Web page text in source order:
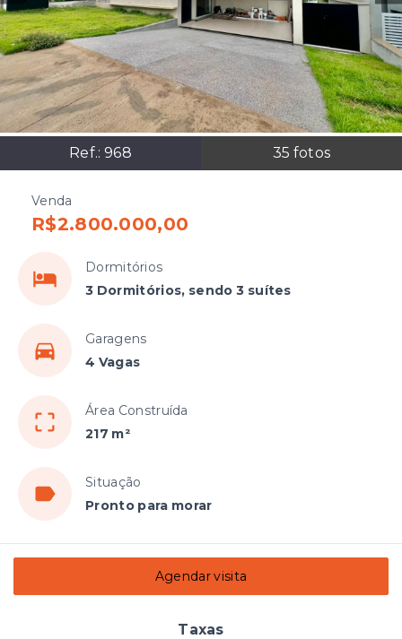
Ref.:968 35 fotos
Venda
R$2.800.000,00
Dormitórios
3 Dormitórios, sendo 3 suítes
Garagens
4 Vagas
Área Construída
217 m²
Situação
Pronto para morar
Agendar visita
Taxas